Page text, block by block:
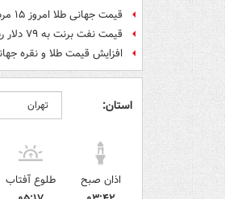
قیمت جهانی طلا امروز ۱۵ مرداد
قیمت نفت برنت به ۷۹ دلار رسید
افزایش قیمت طلا و نقره
استان:
اذان صبح
طلوع آفتاب